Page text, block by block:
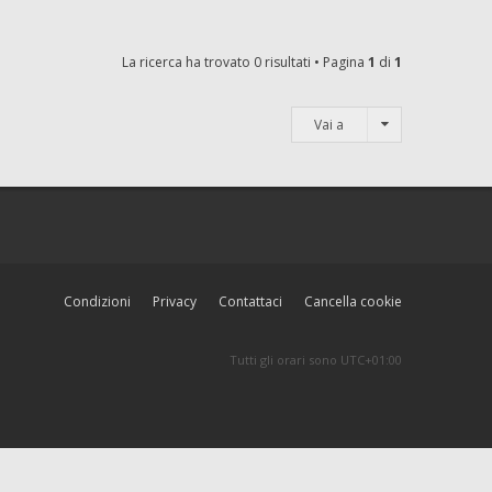
La ricerca ha trovato 0 risultati • Pagina 1 di 1
Vai a
Cancella cookie
Contattaci
Privacy
Condizioni
Tutti gli orari sono UTC+01:00